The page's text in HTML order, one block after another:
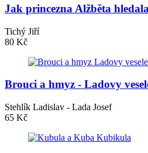
Jak princezna Alžběta
Tichý Jiří
80 Kč
Brouci a hmyz - Ladovy
Stehlík Ladislav - Lada Josef
65 Kč